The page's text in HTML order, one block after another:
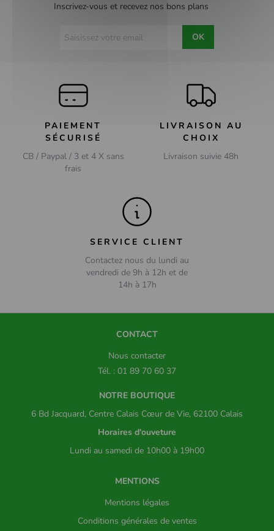
Inscrivez-vous et recevez nos bons plans
OK
PAIEMENT
SÉCURISÉ
CB / Paypal / 3 et 4 X sans
frais
LIVRAISON AU
CHOIX
Livraison suivie 48h
SERVICE CLIENT
Contactez nous du lundi au
vendredi de 9h à 12h et de
14h à 17h
CONTACT
Nous contacter
Tél. : 01 89 70 60 37
NOTRE BOUTIQUE
6 Bd Jacquard, Centre Calais Cœur de Vie, 62100 Calais
Horaires d'ouveture
Lundi au samedi de 10h00 à 19h00
MENTIONS
Mentions légales
Conditions générales de ventes